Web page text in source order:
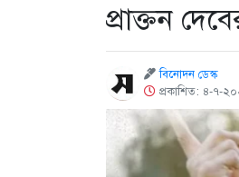
প্রাক্তন
বিনোদন ডেস্ক
প্রকাশিত: ৪-৭-